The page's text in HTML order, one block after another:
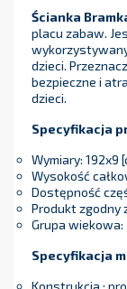
Ścianka
placu zabaw.
dzieci.
bezpieczne i
dzieci.
Specyfikacja
Wymiary: 192x9
Wysokość
Dostępność
Produkt zgodny
Grupa
Specyfikacja